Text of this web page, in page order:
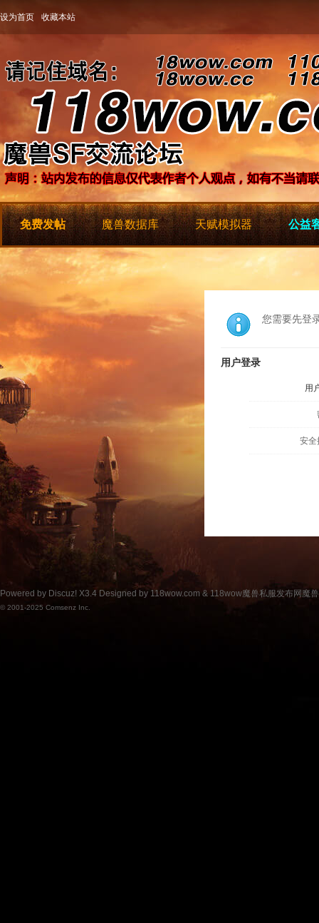
设为首页 收藏本站
免费发帖 魔兽数据库 天赋模拟器 公益
您需要先登
用户登录
用
安全
Powered by Discuz! X3.4 Designed by 118wow.com & 118wow魔兽私服发布网魔
© 2001-2025 Comsenz Inc.